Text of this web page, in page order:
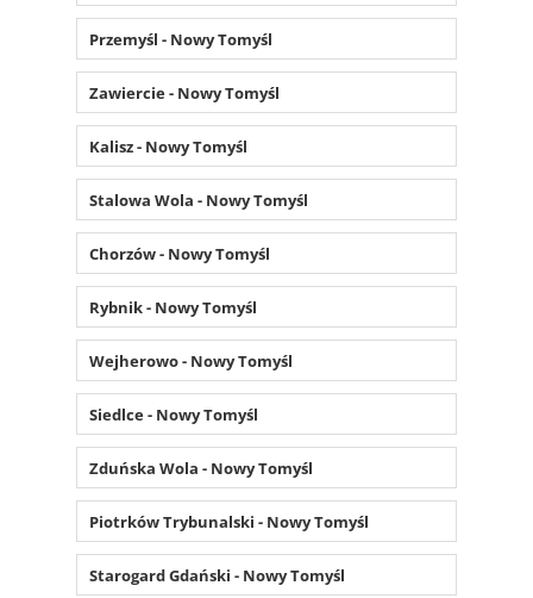
Przemyśl - Nowy Tomyśl
Zawiercie - Nowy Tomyśl
Kalisz - Nowy Tomyśl
Stalowa Wola - Nowy Tomyśl
Chorzów - Nowy Tomyśl
Rybnik - Nowy Tomyśl
Wejherowo - Nowy Tomyśl
Siedlce - Nowy Tomyśl
Zduńska Wola - Nowy Tomyśl
Piotrków Trybunalski - Nowy Tomyśl
Starogard Gdański - Nowy Tomyśl